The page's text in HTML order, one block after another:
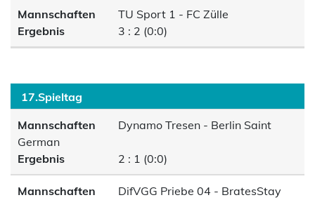
Mannschaften
TU Sport 1 - FC Zülle
Ergebnis
3 : 2 (0:0)
17.Spieltag
Mannschaften
Dynamo Tresen - Berlin Saint
German
Ergebnis
2 : 1 (0:0)
Mannschaften
DifVGG Priebe 04 - BratesStay